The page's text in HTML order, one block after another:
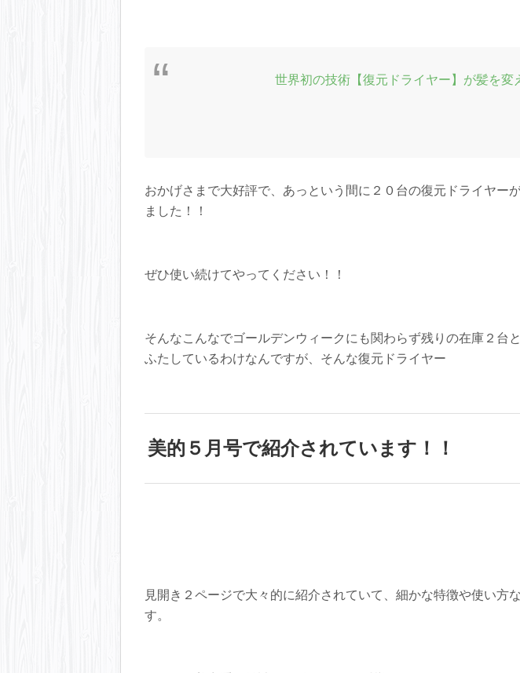
世界初の技術 【復元ドライヤー】が髪を変
おかげさまで大好評で、あっという間に２０台の復元ドライヤー
ました！！
ぜひ使い続けてやってください！！
そんなこんなでゴールデンウィークにも関わらず残りの在庫２台
ふたしているわけなんですが、そんな復元ドライヤー
美的５月号で紹介されています！！
見開き２ページで大々的に紹介されていて、細かな特徴や使い方
す。